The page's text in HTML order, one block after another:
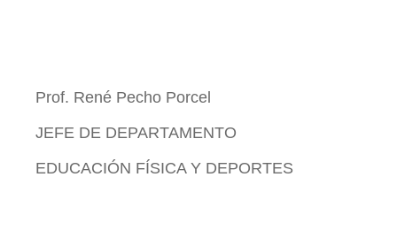
Prof. René Pecho Porcel
JEFE DE DEPARTAMENTO
EDUCACIÓN FÍSICA Y DEPORTES